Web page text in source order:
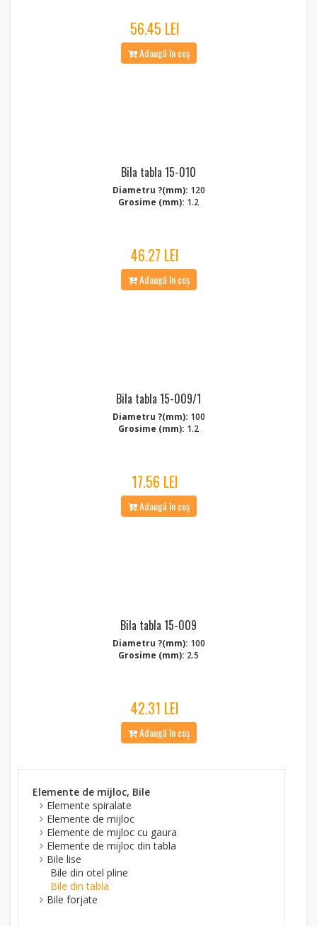
56.45 LEI
Adaugă în coș
Bila tabla 15-010
Diametru ?(mm): 120
Grosime (mm): 1.2
46.27 LEI
Adaugă în coș
Bila tabla 15-009/1
Diametru ?(mm): 100
Grosime (mm): 1.2
17.56 LEI
Adaugă în coș
Bila tabla 15-009
Diametru ?(mm): 100
Grosime (mm): 2.5
42.31 LEI
Adaugă în coș
Elemente de mijloc, Bile
Elemente spiralate
Elemente de mijloc
Elemente de mijloc cu gaura
Elemente de mijloc din tabla
Bile lise
Bile din otel pline
Bile din tabla
Bile forjate